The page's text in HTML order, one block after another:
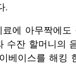
.
에 아무짝에도
수잔 할머니의
베이스를 해킹